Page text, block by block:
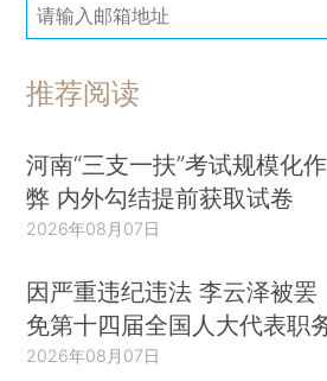
推荐阅读
河南“三支一扶”考试规模化作
弊 内外勾结提前获取试卷
2026年08月07日
因严重违纪违法 李云泽被罢
免第十四届全国人大代表职
2026年08月07日